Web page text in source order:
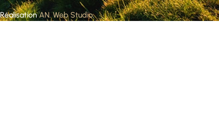
RéalisationAN. Web Studio.